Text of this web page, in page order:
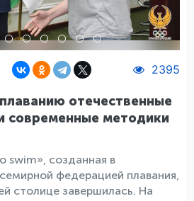
2395
отечественные
современные методики
swim», созданная в
федерацией плавания,
столице завершилась. На